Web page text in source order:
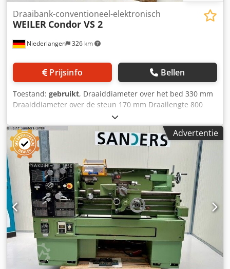
Niederlangen 326 km
Draaibank-conventioneel-elektronisch
WEILER Condor VS 2
Prijsinfo Bellen
Toestand: gebruikt, Draaiddiameter over het bed 330 mm
Draaiddiameter over de steun 170 mm Draailengte 800
mm Draaisnelheidsbereik 24 - 2800 toeren/min Spilboring
38,0 mm Hartafstand 155 mm Opname DIN 55022 Totaal
benodigd vermogen 3,0 kW Machinegewicht ca. 850 kg
Benodigde ruimte ca. 1,9 x 0,7 m, hoogte: 1,3 m
Dsdpfezlkwhox Ac Djck Uitrusting: - Robuuste
toerentrommel-/schroefdraaidraaimachine - RÖHM 3-
klauwspanplaat Ø 160 mm - Opklapbare
draaispanplaatbescherming - Spanplaatsleutel - Multifix-
stalen houder - Verplaatsbare losse center - Automatische
voedingen voor vlak- en bovenste steun -
Machineonderstel, met kastdeur (opbergruimte) -
Noodstopknop
Advertentie